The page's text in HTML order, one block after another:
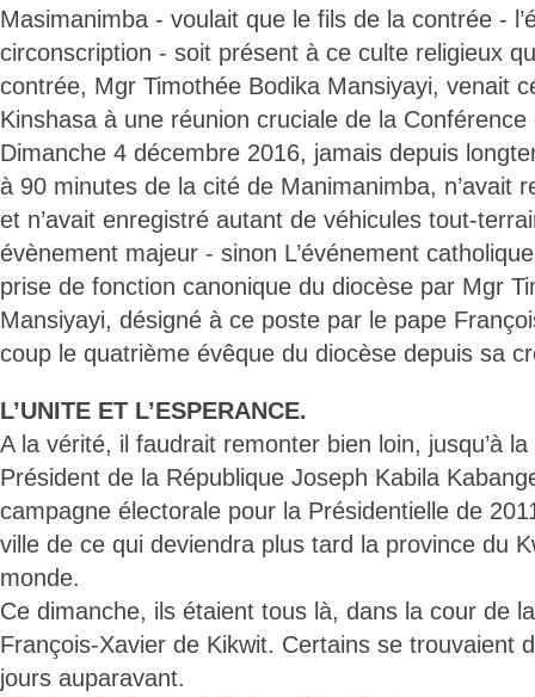
Masimanimba - voulait que le fils de la contrée -
circonscription - soit présent à ce culte religieux
contrée, Mgr Timothée Bodika Mansiyayi, venait
Kinshasa à une réunion cruciale de la
Dimanche 4 décembre 2016, jamais depuis
à 90 minutes de la cité de Manimanimba, n’avait
et n’avait enregistré autant de véhicules tout-
évènement majeur - sinon L’événement
prise de fonction canonique du diocèse par Mgr
Mansiyayi, désigné à ce poste par le pape
coup le quatrième évêque du diocèse depuis sa
L’UNITE ET L’ESPERANCE.
A la vérité, il faudrait remonter bien loin, jusqu’à
Président de la République Joseph Kabila
campagne électorale pour la Présidentielle de
ville de ce qui deviendra plus tard la province du
monde.
Ce dimanche, ils étaient tous là, dans la cour de
François-Xavier de Kikwit. Certains se trouvaient
jours auparavant.